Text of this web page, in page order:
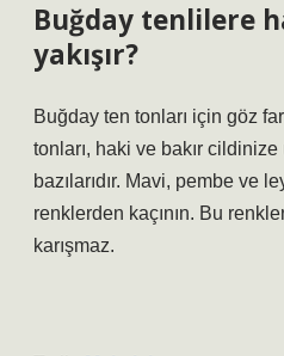
Buğday tenlilere
yakışır?
Buğday ten tonları için göz
tonları, haki ve bakır
bazılarıdır. Mavi, pembe ve
renklerden kaçının. Bu
karışmaz.